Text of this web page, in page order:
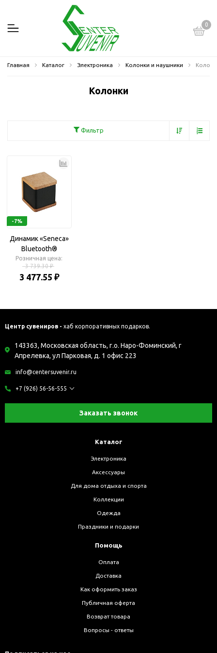
0
Главная Каталог Электроника Колонки и наушники
Колонки
Фильтр
-7%
Динамик «Seneca»
Bluetooth®
Розничная цена:
3 739.30 ₽
3 477.55 ₽
Центр сувениров - хаб корпоративных подарков.
143363, Московская область, г.о. Наро-Фоминский, г
Апрелевка, ул Парковая, д. 1 офис 223
info@centersuvenir.ru
+7 (926) 56-56-555
Заказать звонок
Каталог
Электроника
Аксессуары
Для дома отдыха и спорта
Коллекции
Одежда
Праздники и подарки
Помощь
Оплата
Доставка
Как оформить заказ
Публичная оферта
Возврат товара
Вопросы - ответы